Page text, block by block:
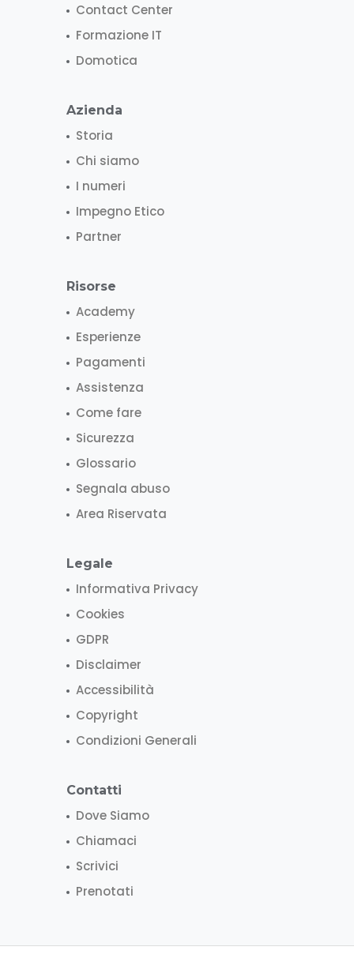
Contact Center
Formazione IT
Domotica
Azienda
Storia
Chi siamo
I numeri
Impegno Etico
Partner
Risorse
Academy
Esperienze
Pagamenti
Assistenza
Come fare
Sicurezza
Glossario
Segnala abuso
Area Riservata
Legale
Informativa Privacy
Cookies
GDPR
Disclaimer
Accessibilità
Copyright
Condizioni Generali
Contatti
Dove Siamo
Chiamaci
Scrivici
Prenotati